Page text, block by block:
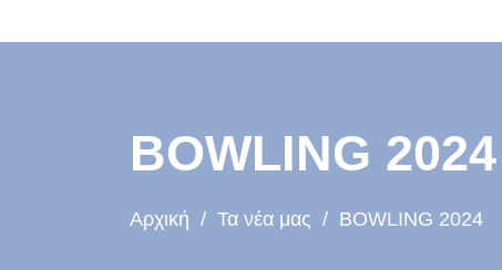
BOWLING 2024
Αρχική / Τα νέα μας / BOWLING 2024